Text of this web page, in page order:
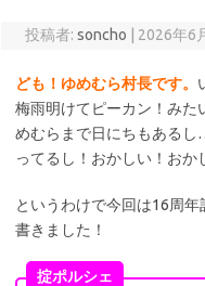
投稿者: soncho 2026年6
ども！ゆめむら村長です。
梅雨明けてピーカン！みた
めむらまで日にちもある
ってるし！おかしい！おか
というわけで今回は16周
書きました！
掟ポルシェ